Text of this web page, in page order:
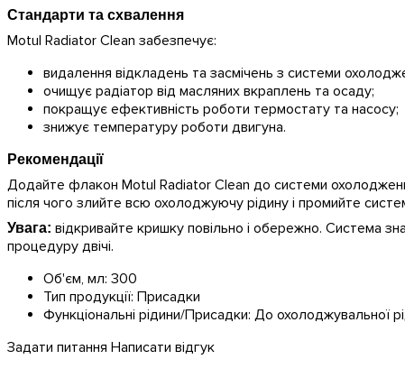
Стандарти та схвалення
Motul Radiator Clean забезпечує:
видалення відкладень та засмічень з системи
очищує радіатор від масляних вкраплень та осаду;
покращує ефективність роботи термостату та насосу;
знижує температуру роботи двигуна.
Рекомендації
Додайте флакон Motul Radiator Clean до системи
після чого злийте всю охолоджуючу рідину і промийте
Увага: відкривайте кришку повільно і обережно. Система
процедуру двічі.
Об'єм, мл: 300
Тип продукції: Присадки
Функціональні рідини/Присадки: До охолоджувальної
Задати питання Написати відгук